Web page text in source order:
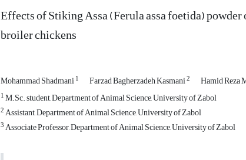
Effects of Stiking Assa (Ferula assa foetida)
broiler chickens
Mohammad Shadmani1 Farzad Bagherzadeh Kasmani2 Hamid Reza
1M.Sc. student, Department of Animal Science, University of Zabol
2Assistant, Department of Animal Science, University of Zabol
3Associate Professor, Department of Animal Science, University of Zabol